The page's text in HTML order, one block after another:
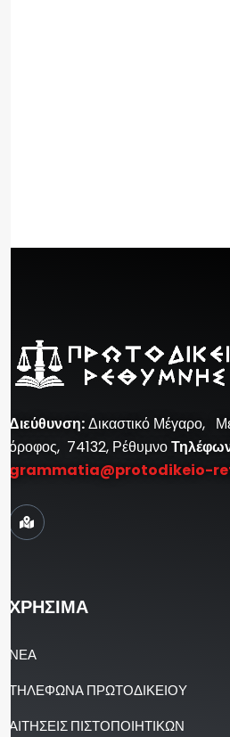
Διεύθυνση:Δικαστικό Μέγαρο,
όροφος, 74132, Ρέθυμνο
grammatia@protodikeio-
ΧΡΗΣΙΜΑ
ΝΕΑ
ΤΗΛΕΦΩΝΑ ΠΡΩΤΟΔΙΚΕΙΟΥ
ΑΙΤΗΣΕΙΣ ΠΙΣΤΟΠΟΙΗΤΙΚΩΝ